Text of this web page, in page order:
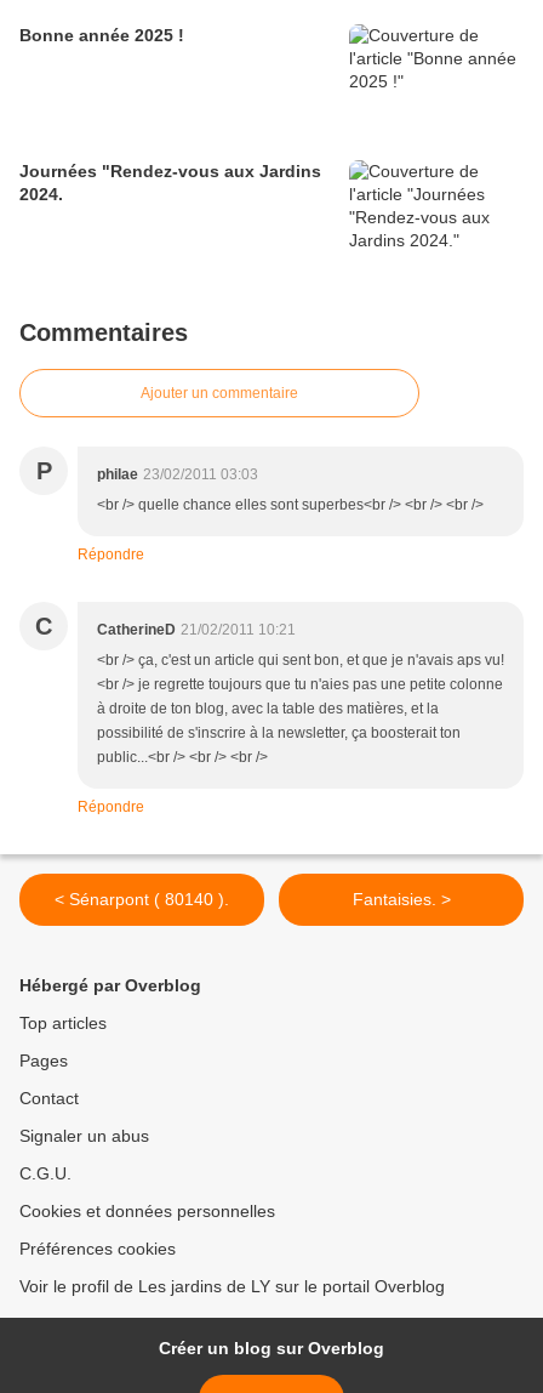
Bonne année 2025 !
Journées "Rendez-vous aux Jardins
2024.
Commentaires
Ajouter un commentaire
P philae 23/02/2011 03:03
<br /> quelle chance elles sont superbes<br /> <br /> <br />
Répondre
C CatherineD 21/02/2011 10:21
<br /> ça, c'est un article qui sent bon, et que je n'avais aps vu!
<br /> je regrette toujours que tu n'aies pas une petite colonne
à droite de ton blog, avec la table des matières, et la
possibilité de s'inscrire à la newsletter, ça boosterait ton
public...<br /> <br /> <br />
Répondre
< Sénarpont ( 80140 ). Fantaisies. >
Hébergé par Overblog
Top articles
Pages
Contact
Signaler un abus
C.G.U.
Cookies et données personnelles
Préférences cookies
Voir le profil de Les jardins de LY sur le portail Overblog
Créer un blog sur Overblog